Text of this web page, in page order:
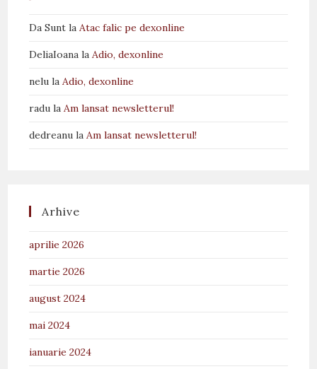
Da Sunt laAtac falic pe dexonline
DeliaIoana laAdio, dexonline
nelu laAdio, dexonline
radu laAm lansat newsletterul!
dedreanu laAm lansat newsletterul!
Arhive
aprilie 2026
martie 2026
august 2024
mai 2024
ianuarie 2024